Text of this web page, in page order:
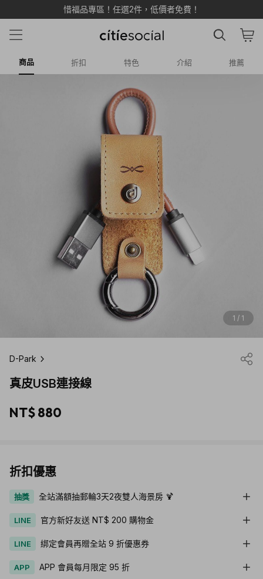
惜福品專區！任選2件，低價者免費！
商品 折扣 特色 介紹 推薦
1 / 1
D-Park
真皮USB連接線
NT$ 880
折扣優惠
抽獎 全站滿額抽郵輪3天2夜雙人海景房 🍹
LINE 官方新好友送 NT$ 200 購物金
LINE 綁定會員再贈全站 9 折優惠券
APP APP 會員每月限定 95 折